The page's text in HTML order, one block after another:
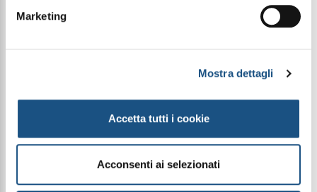
Marketing
Mostra dettagli
Accetta tutti i cookie
Acconsenti ai selezionati
Modo d'uso: Applicare la maschera e lasciarla in
Piperita Oil, Pseudoalteromonas Ferment Extract,
Barbadensis, Gold, Allantoin, Hyaluronic Acid,
Menthyl Lactate, Phenoxyethanol,
Ethylhexylglycerin.